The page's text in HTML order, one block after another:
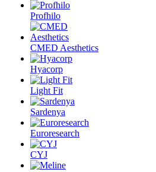
Profhilo
CMED Aesthetics
Hyacorp
Light Fit
Sardenya
Euroresearch
CYJ